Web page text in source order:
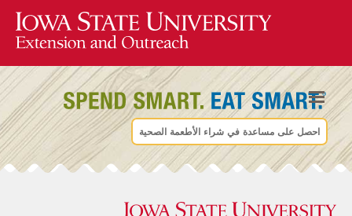
احصل على مساعدة في شراء الأطعمة الصحية